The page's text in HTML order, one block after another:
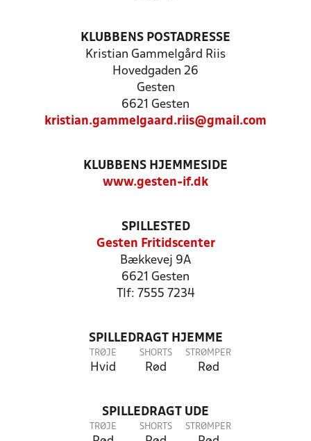
KLUBBENS POSTADRESSE
Kristian Gammelgård Riis
Hovedgaden 26
Gesten
6621 Gesten
kristian.gammelgaard.riis@gmail.com
KLUBBENS HJEMMESIDE
www.gesten-if.dk
SPILLESTED
Gesten Fritidscenter
Bækkevej 9A
6621 Gesten
Tlf: 7555 7234
SPILLEDRAGT HJEMME
TRØJE
Hvid
SHORTS
Rød
STRØMPER
Rød
SPILLEDRAGT UDE
TRØJE SHORTS STRØMPER